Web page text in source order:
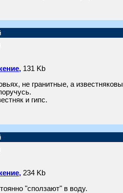
131 Kb
не гранитные, а
и гипс.
234 Kb
"сползают" в воду.